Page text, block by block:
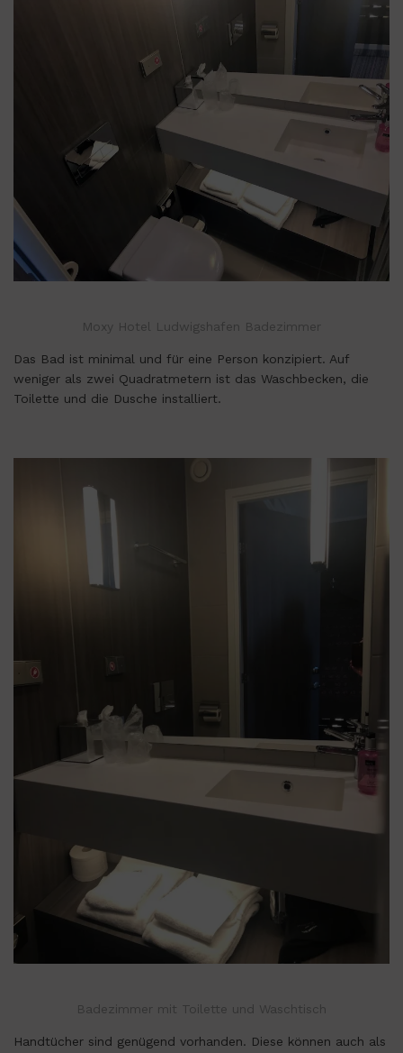
Moxy Hotel Ludwigshafen Badezimmer
Das Bad ist minimal und für eine Person konzipiert. Auf
weniger als zwei Quadratmetern ist das Waschbecken, die
Toilette und die Dusche installiert.
Badezimmer mit Toilette und Waschtisch
Handtücher sind genügend vorhanden. Diese können auch als